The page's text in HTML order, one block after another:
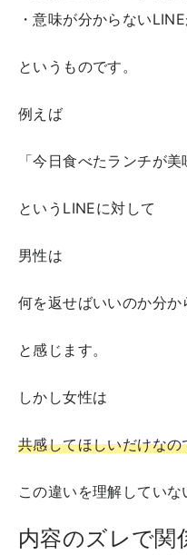
・意味が分からない
というものです。
例えば
「今日食べたランチが美
というLINEに対して
男性は
何を返せばいいのか分か
と感じます。
しかし女性は
共感してほしいだけなの
この違いを理解していな
内容のズレで関